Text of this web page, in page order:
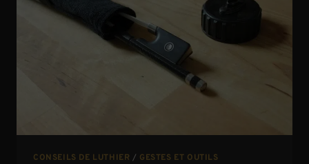
CONSEILS DE LUTHIER / GESTES ET OUTILS